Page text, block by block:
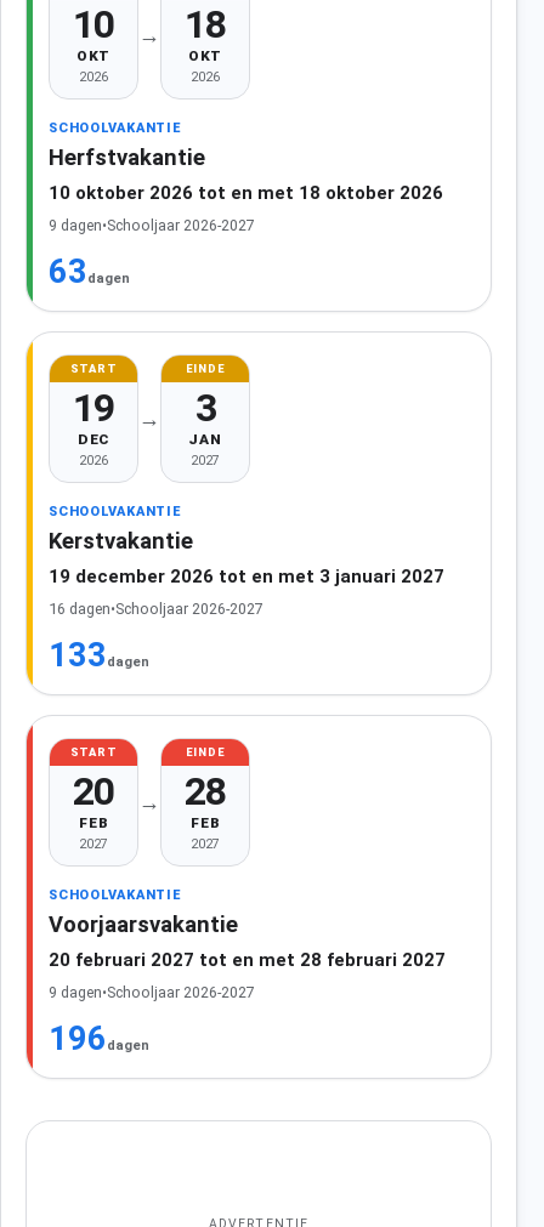
10
OKT
2026
→ 18
OKT
2026
SCHOOLVAKANTIE
Herfstvakantie
10 oktober 2026 tot en met 18 oktober 2026
9 dagen•Schooljaar 2026-2027
63 dagen
START
19
DEC
2026
→
EINDE
3
JAN
2027
SCHOOLVAKANTIE
Kerstvakantie
19 december 2026 tot en met 3 januari 2027
16 dagen•Schooljaar 2026-2027
133 dagen
START
20
FEB
2027
→
EINDE
28
FEB
2027
SCHOOLVAKANTIE
Voorjaarsvakantie
20 februari 2027 tot en met 28 februari 2027
9 dagen•Schooljaar 2026-2027
196 dagen